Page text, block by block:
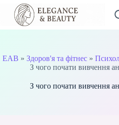
Перейти
вмісту
EAB » Здоров'я та фітнес»
З чого почати вивчення
З чого почати вивчення